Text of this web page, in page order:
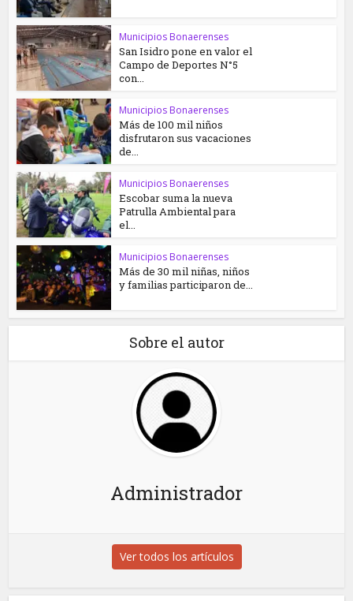
Municipios Bonaerenses
San Isidro pone en valor el
Campo de Deportes N°5
con...
Municipios Bonaerenses
Más de 100 mil niños
disfrutaron sus vacaciones
de...
Municipios Bonaerenses
Escobar suma la nueva
Patrulla Ambiental para
el...
Municipios Bonaerenses
Más de 30 mil niñas, niños
y familias participaron de...
Sobre el autor
Administrador
Ver todos los artículos